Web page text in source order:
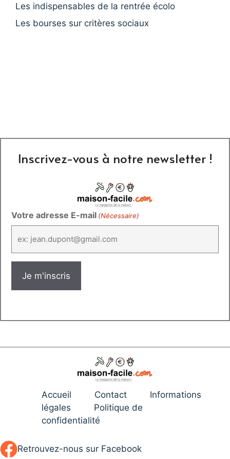
Les indispensables de la rentrée écolo
Les bourses sur critères sociaux
Inscrivez-vous à notre newsletter !
Votre adresse E-mail (Nécessaire)
Accueil Contact
Informations
légales
Politique de
confidentialité
Retrouvez-nous sur Facebook